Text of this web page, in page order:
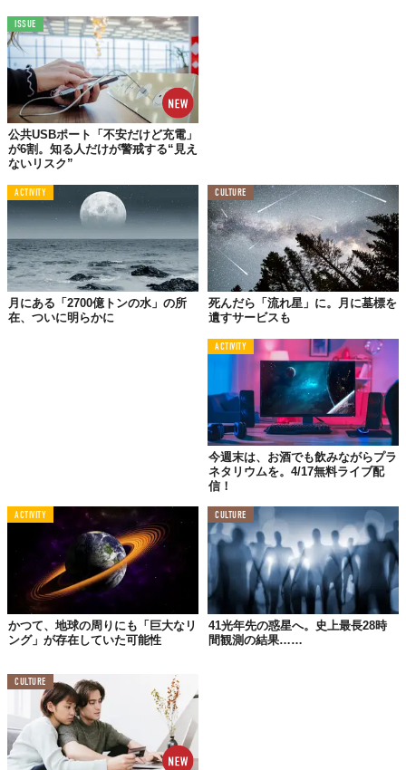
一歩ずつ宇宙の真理に近づいていってほしい！
Reference: Why is space so dark even though the universe is filled with stars?
TABI LABO
ISSUE
公共USBポート「不安だけど充電」
が6割。知る人だけが警戒する“見え
ないリスク”
ACTIVITY
月にある「2700億トンの水」の所
在、ついに明らかに
CULTURE
死んだら「流れ星」に。月に墓標を
遺すサービスも
ACTIVITY
今週末は、お酒でも飲みながらプラ
ネタリウムを。4/17無料ライブ配
信！
ACTIVITY
かつて、地球の周りにも「巨大なリ
ング」が存在していた可能性
CULTURE
41光年先の惑星へ。史上最長28時
間観測の結果……
CULTURE